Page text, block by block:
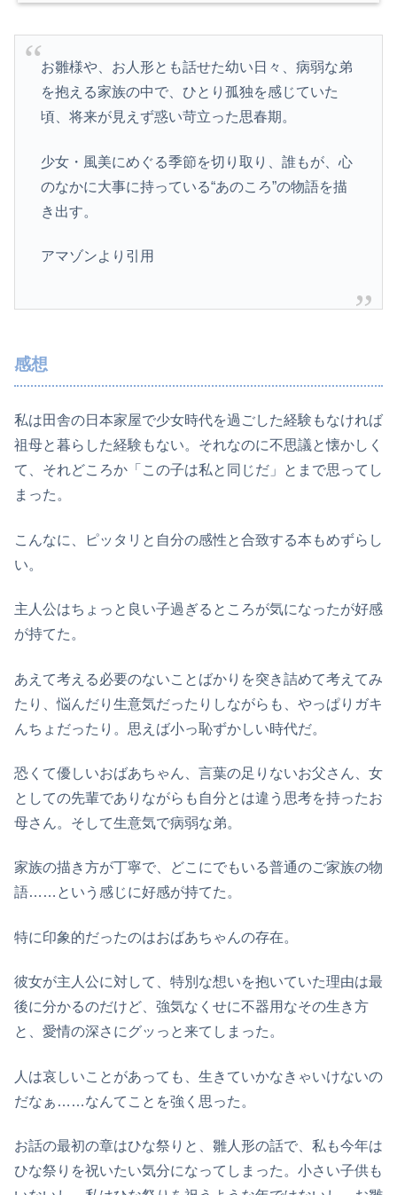
お雛様や、お人形とも話せた幼い日々、病弱な弟
を抱える家族の中で、ひとり孤独を感じていた
頃、将来が見えず惑い苛立った思春期。
少女・風美にめぐる季節を切り取り、誰もが、心
のなかに大事に持っている“あのころ”の物語を描
き出す。
アマゾンより引用
感想
私は田舎の日本家屋で少女時代を過ごした経験もなければ
祖母と暮らした経験もない。それなのに不思議と懐かしく
て、それどころか「この子は私と同じだ」とまで思ってし
まった。
こんなに、ピッタリと自分の感性と合致する本もめずらし
い。
主人公はちょっと良い子過ぎるところが気になったが好感
が持てた。
あえて考える必要のないことばかりを突き詰めて考えてみ
たり、悩んだり生意気だったりしながらも、やっぱりガキ
んちょだったり。思えば小っ恥ずかしい時代だ。
恐くて優しいおばあちゃん、言葉の足りないお父さん、女
としての先輩でありながらも自分とは違う思考を持ったお
母さん。そして生意気で病弱な弟。
家族の描き方が丁寧で、どこにでもいる普通のご家族の物
語……という感じに好感が持てた。
特に印象的だったのはおばあちゃんの存在。
彼女が主人公に対して、特別な想いを抱いていた理由は最
後に分かるのだけど、強気なくせに不器用なその生き方
と、愛情の深さにグッっと来てしまった。
人は哀しいことがあっても、生きていかなきゃいけないの
だなぁ……なんてことを強く思った。
お話の最初の章はひな祭りと、雛人形の話で、私も今年は
ひな祭りを祝いたい気分になってしまった。小さい子供も